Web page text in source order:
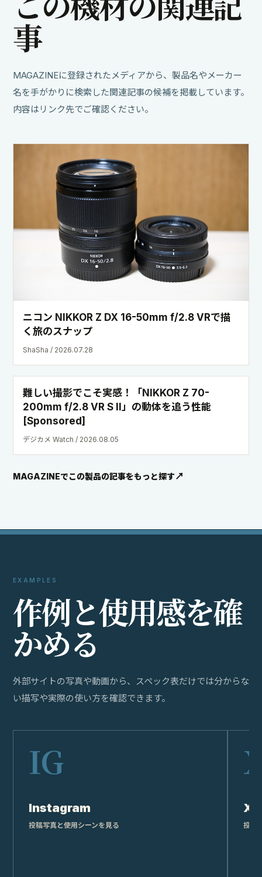
事
MAGAZINEに登録されたメディアから、製品名やメーカー
名を手がかりに検索した関連記事の候補を掲載しています。
内容はリンク先でご確認ください。
ニコン NIKKOR Z DX 16-50mm f/2.8 VRで描
く旅のスナップ
ShaSha / 2026.07.28
難しい撮影でこそ実感！「NIKKOR Z 70-
200mm f/2.8 VR S II」の動体を追う性能
[Sponsored]
デジカメ Watch / 2026.08.05
MAGAZINEでこの製品の記事をもっと探す
EXAMPLES
作例と使用感を確
かめる
外部サイトの写真や動画から、スペック表だけでは分からな
い描写や実際の使い方を確認できます。
Instagram
投稿写真と使用シーンを見る
X
投稿